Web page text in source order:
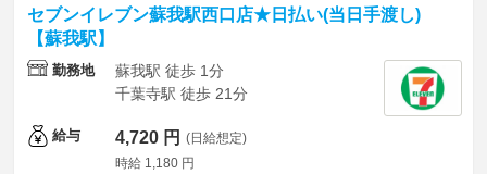
セブンイレブン蘇我駅西口店★日払い(当日手渡し)
【蘇我駅】
勤務地
蘇我駅 徒歩 1分
千葉寺駅 徒歩 21分
給与 4,720 円 (日給想定)
時給 1,180 円